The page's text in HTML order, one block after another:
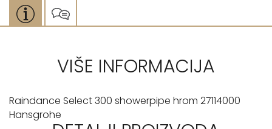
VIŠE INFORMACIJA
Raindance Select 300 showerpipe hrom 27114000
Hansgrohe